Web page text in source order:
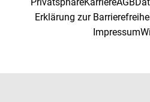
Erklärung zur
Impressum